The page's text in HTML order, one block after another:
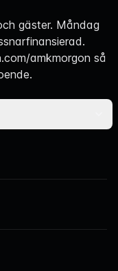
gäster. Måndag
amkmorgon så